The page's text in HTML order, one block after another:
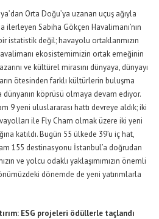
Orta Doğu’ya uzanan uçuş ağıyla
Sabiha Gökçen Havalimanı’nın
istatistik değil; havayolu ortaklarımızın
ekosistemimizin ortak emeğinin
ve kültürel mirasını dünyaya, dünyayı
ötesinden farklı kültürlerin buluşma
dünyanın köprüsü olmaya devam ediyor.
9yeni uluslararası hattı devreye aldık; iki
ile Fly Cham olmak üzere iki yeni
katıldı. Bugün 55 ülkede 39’u iç hat,
155 destinasyonu İstanbul’a doğrudan
ve yolcu odaklı yaklaşımımızın önemli
dönemde de yeni yatırımlarla
: ESG projeleri ödüllerle taçlandı